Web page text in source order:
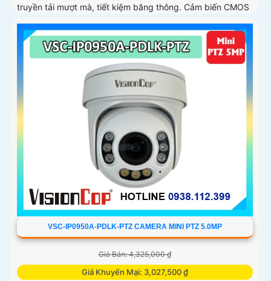
truyền tải mượt mà, tiết kiệm băng thông. Cảm biến CMOS
1/2
VSC-IP0950A-PDLK-PTZ CAMERA MINI PTZ 5.0MP
Giá Bán: 4,325,000 ₫
Giá Khuyến Mại: 3,027,500 ₫